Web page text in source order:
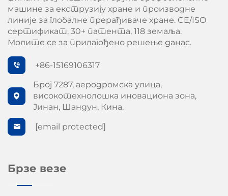
машине за екструзију хране и производне
линије за глобалне прерађиваче хране. CE/ISO
сертификат, 30+ патента, 118 земаља.
Молите се за прилагођено решење данас.
+86-15169106317
Број 7287, аеродромска улица,
високотехнолошка иновациона зона,
Јинан, Шандун, Кина.
[email protected]
Брзе везе